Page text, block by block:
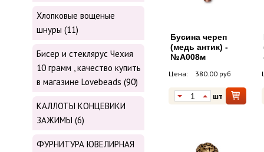
Хлопковые вощеные
шнуры (11)
Бисер и стеклярус Чехия
10 грамм , качество купить
в магазине Lovebeads (90)
КАЛЛОТЫ КОНЦЕВИКИ
ЗАЖИМЫ (6)
ФУРНИТУРА ЮВЕЛИРНАЯ
Бусина череп
(медь антик) -
№А008м
Цена: 380.00 руб
шт